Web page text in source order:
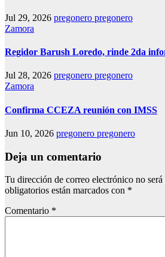
Jul 29, 2026 pregonero pregonero
Zamora
Regidor Barush Loredo, rinde 2da
Jul 28, 2026 pregonero pregonero
Zamora
Confirma CCEZA reunión con IMSS
Jun 10, 2026 pregonero pregonero
Deja un comentario
Tu dirección de correo electrónico no será
obligatorios están marcados con *
Comentario *